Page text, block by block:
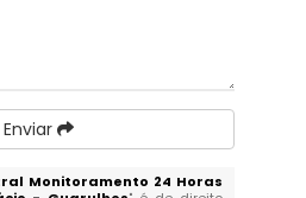
Enviar
Monitoramento 24 Horas